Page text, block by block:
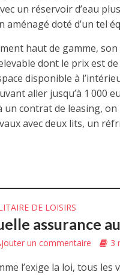
un réservoir d’eau
doté d’un tel
haut de gamme,
dont le prix est
disponible à
aller jusqu’à 1 000
contrat de leasing,
avec deux lits, un
DE LOISIRS
assurance
un commentaire 3
l’exige la loi, tous